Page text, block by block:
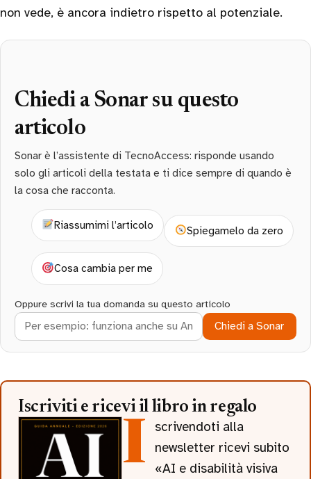
non vede, è ancora indietro rispetto al potenziale.
Chiedi a Sonar su questo
articolo
Sonar è l’assistente di TecnoAccess: risponde usando
solo gli articoli della testata e ti dice sempre di quando è
la cosa che racconta.
Riassumimi l’articolo Spiegamelo da zero
Cosa cambia per me
Oppure scrivi la tua domanda su questo articolo
Chiedi a Sonar
Iscriviti e ricevi il libro in regalo
Iscrivendoti alla
newsletter ricevi subito
«AI e disabilità visiva